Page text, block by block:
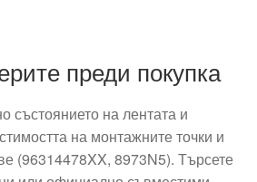
преди покупка
състоянието на лентата и
на монтажните точки и
(96314478XX, 8973N5). Търсете